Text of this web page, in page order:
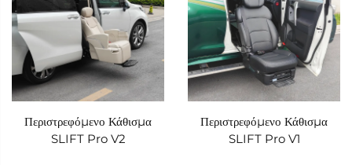
Περιστρεφόμενο Κάθισμα
SLIFT Pro V2
Περιστρεφόμενο Κάθισμα
SLIFT Pro V1